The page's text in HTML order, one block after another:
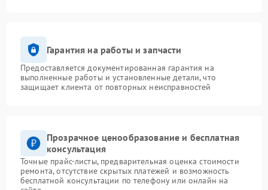
Гарантия на работы и запчасти
Предоставляется документированная гарантия на
выполненные работы и установленные детали, что
защищает клиента от повторных неисправностей
Прозрачное ценообразование и бесплатная
консультация
Точные прайс-листы, предварительная оценка стоимости
ремонта, отсутствие скрытых платежей и возможность
бесплатной консультации по телефону или онлайн на